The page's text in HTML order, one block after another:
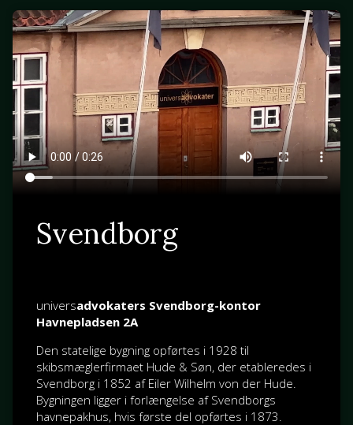
Svendborg
universadvokaters Svendborg-kontor
Havnepladsen 2A
Den statelige bygning opførtes i 1928 til
skibsmæglerfirmaet Hude & Søn, der etableredes i
Svendborg i 1852 af Eiler Wilhelm von der Hude.
Bygningen ligger i forlængelse af Svendborgs
havnepakhus, hvis første del opførtes i 1873.